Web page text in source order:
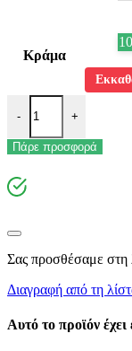
Κράμα
-
Αλουμίνιο Stucco
+
Πάρε προσφορά
Σας προσθέσαμε στη
Διαγραφή από τη
Αυτό το προϊόν έχει